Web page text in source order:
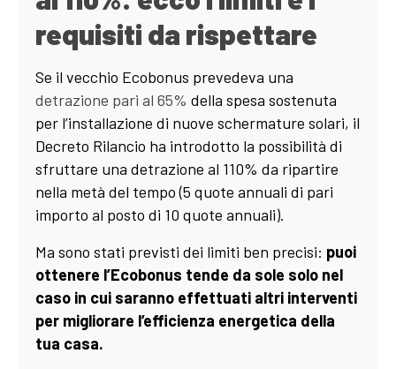
requisiti da rispettare
Se il vecchio Ecobonus prevedeva una
detrazione pari al 65% della spesa sostenuta
per l’installazione di nuove schermature solari, il
Decreto Rilancio ha introdotto la possibilità di
sfruttare una detrazione al 110% da ripartire
nella metà del tempo (5 quote annuali di pari
importo al posto di 10 quote annuali).
Ma sono stati previsti dei limiti ben precisi: puoi
ottenere l’Ecobonus tende da sole solo nel
caso in cui saranno effettuati altri interventi
per migliorare l’efficienza energetica della
tua casa.